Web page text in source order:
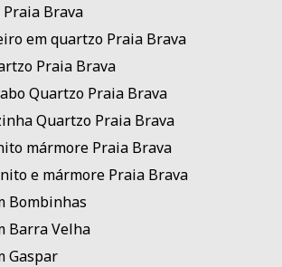
Brava
em quartzo Praia Brava
Praia Brava
Quartzo Praia Brava
Quartzo Praia Brava
mármore Praia Brava
e mármore Praia Brava
Bombinhas
Barra Velha
Gaspar